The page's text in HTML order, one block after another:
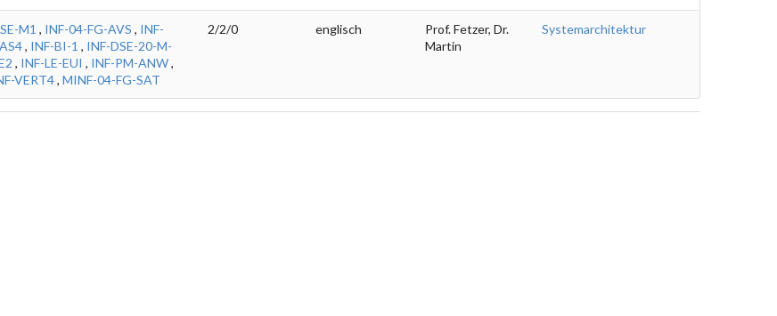
M1 , INF-04-FG-AVS , INF-
, INF-BI-1 , INF-DSE-20-M-
, INF-LE-EUI , INF-PM-ANW,
VERT4, MINF-04-FG-SAT
2/2/0 englisch
Prof. Fetzer, Dr.
Martin
Systemarchitektur